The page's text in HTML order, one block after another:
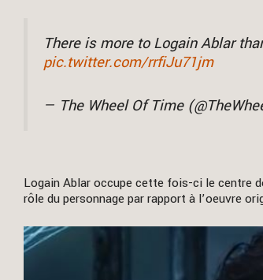
There is more to Logain Ablar
pic.twitter.com/rrfiJu71jm
— The Wheel Of Time
Logain Ablar occupe cette fois-ci le centre
rôle du personnage par rapport à l’oeuvre